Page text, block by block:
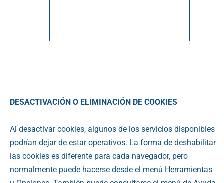
DESACTIVACIÓN O ELIMINACIÓN DE COOKIES
Al desactivar cookies, algunos de los servicios disponibles
podrían dejar de estar operativos. La forma de deshabilitar
las cookies es diferente para cada navegador, pero
normalmente puede hacerse desde el menú Herramientas